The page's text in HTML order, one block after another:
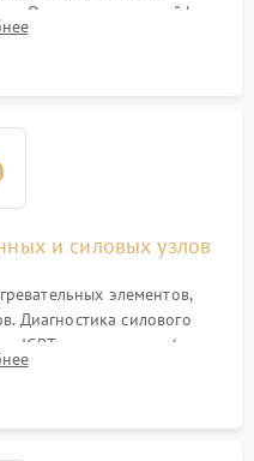
Отсоединение шлейфов
силовым платам, катушкам
и силовых узлов
элементов,
Диагностика силового
IGBT-транзисторов (для
контроля (для газовых